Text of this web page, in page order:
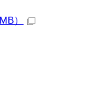
）